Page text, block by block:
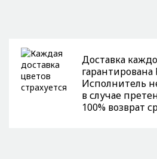
Доставка
Исполнитель
в случае
100% возврат